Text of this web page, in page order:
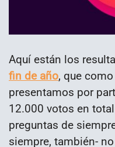
Aquí están los
fin de año, que
presentamos por
12.000 votos en
preguntas de
siempre, también-